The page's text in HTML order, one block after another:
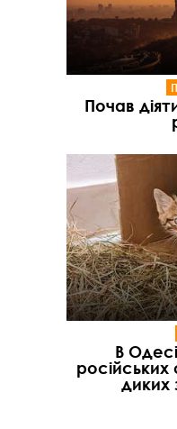
Почав
В
російських
диких